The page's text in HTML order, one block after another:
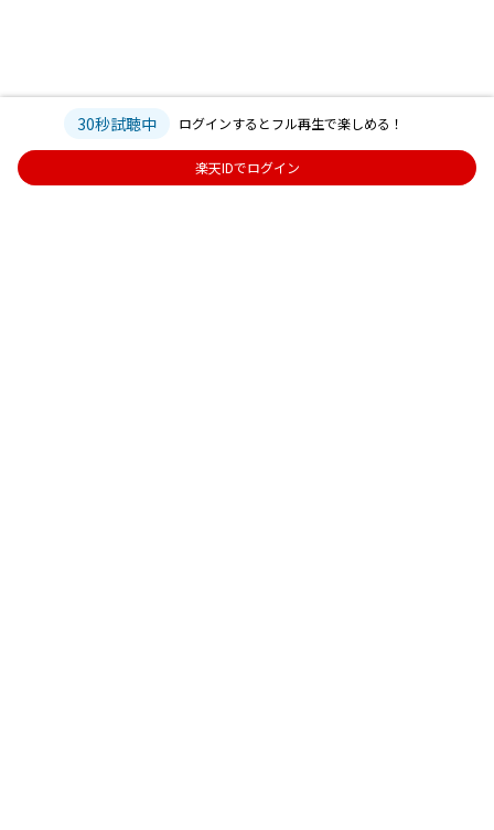
30秒試聴中 ログインするとフル再生で楽しめる！
楽天IDでログイン